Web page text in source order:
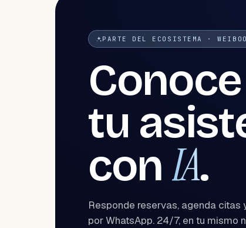
PARTE DEL ECOSISTEMA ·
tu
con IA.
Responde reservas, agenda
por WhatsApp. 24/7, en tu mismo